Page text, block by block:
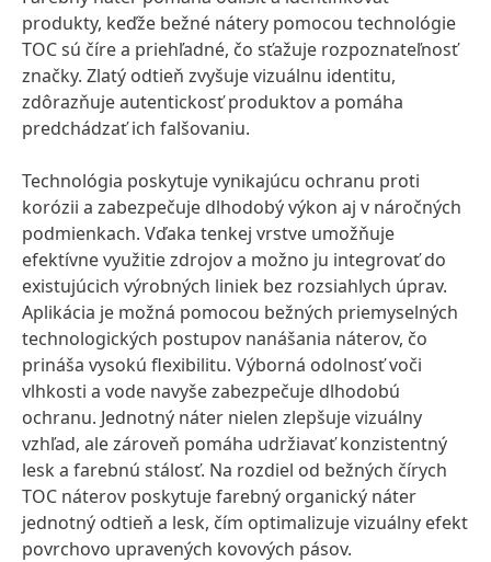
produkty, keďže bežné nátery pomocou technológie
TOC sú číre a priehľadné, čo sťažuje rozpoznateľnosť
značky. Zlatý odtieň zvyšuje vizuálnu identitu,
zdôrazňuje autentickosť produktov a pomáha
predchádzať ich falšovaniu.
Technológia poskytuje vynikajúcu ochranu proti
korózii a zabezpečuje dlhodobý výkon aj v náročných
podmienkach. Vďaka tenkej vrstve umožňuje
efektívne využitie zdrojov a možno ju integrovať do
existujúcich výrobných liniek bez rozsiahlych úprav.
Aplikácia je možná pomocou bežných priemyselných
technologických postupov nanášania náterov, čo
prináša vysokú flexibilitu. Výborná odolnosť voči
vlhkosti a vode navyše zabezpečuje dlhodobú
ochranu. Jednotný náter nielen zlepšuje vizuálny
vzhľad, ale zároveň pomáha udržiavať konzistentný
lesk a farebnú stálosť. Na rozdiel od bežných čírych
TOC náterov poskytuje farebný organický náter
jednotný odtieň a lesk, čím optimalizuje vizuálny efekt
povrchovo upravených kovových pásov.